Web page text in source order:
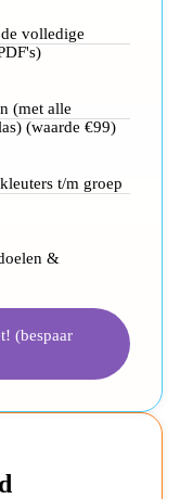
volledige
(met alle
(waarde €99)
t/m groep
&
(bespaar